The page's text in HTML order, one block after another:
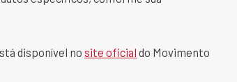
disponível no site oficial do Movimento